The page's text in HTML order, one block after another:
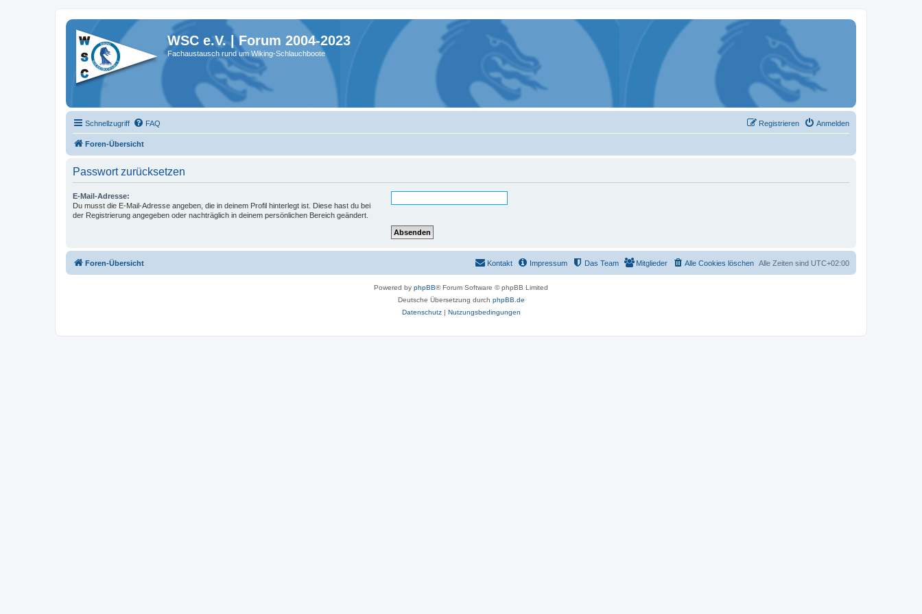
WSC e.V. | Forum 2004-2023
Fachaustausch rund um Wiking-Schlauchboote
Schnellzugriff FAQ Anmelden
Registrieren
Foren-Übersicht
Passwort zurücksetzen
E-Mail-Adresse:
Du musst die E-Mail-Adresse angeben, die in deinem Profil hinterlegt ist. Diese hast du bei
der Registrierung angegeben oder nachträglich in deinem persönlichen Bereich geändert.
Foren-Übersicht Alle Zeiten sind UTC+02:00
Alle Cookies löschen
Mitglieder
Das Team
Impressum
Kontakt
Powered by phpBB® Forum Software © phpBB Limited
Deutsche Übersetzung durch phpBB.de
Datenschutz| Nutzungsbedingungen